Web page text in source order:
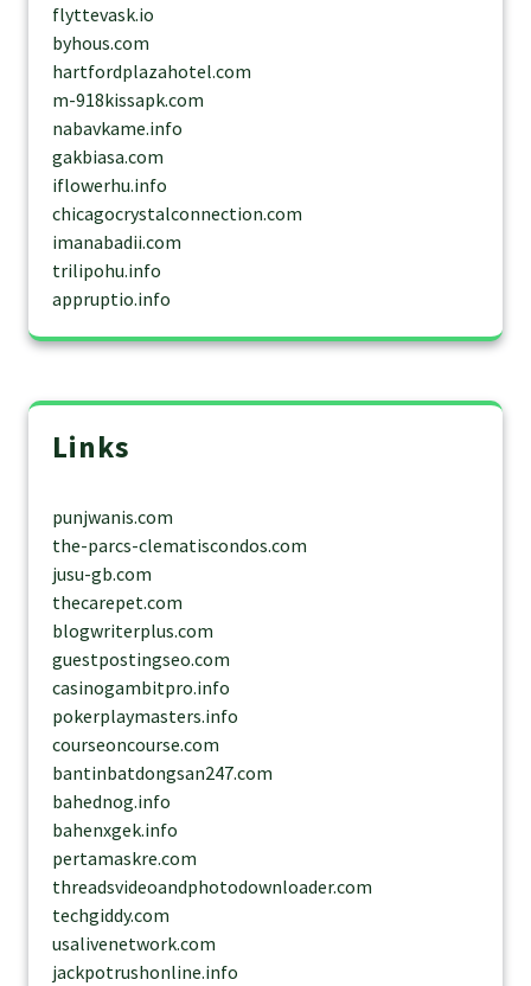
flyttevask.io
byhous.com
hartfordplazahotel.com
m-918kissapk.com
nabavkame.info
gakbiasa.com
iflowerhu.info
chicagocrystalconnection.com
imanabadii.com
trilipohu.info
appruptio.info
Links
punjwanis.com
the-parcs-clematiscondos.com
jusu-gb.com
thecarepet.com
blogwriterplus.com
guestpostingseo.com
casinogambitpro.info
pokerplaymasters.info
courseoncourse.com
bantinbatdongsan247.com
bahednog.info
bahenxgek.info
pertamaskre.com
threadsvideoandphotodownloader.com
techgiddy.com
usalivenetwork.com
jackpotrushonline.info